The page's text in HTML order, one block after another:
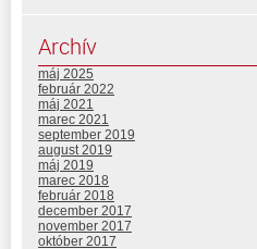
Archív
máj 2025
február 2022
máj 2021
marec 2021
september 2019
august 2019
máj 2019
marec 2018
február 2018
december 2017
november 2017
október 2017